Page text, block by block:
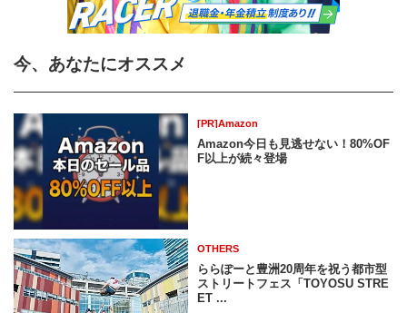
今、あなたにオススメ
[PR]Amazon
Amazon今日も見逃せない！80%OF
F以上が続々登場
OTHERS
ららぽーと豊洲20周年を祝う都市型
ストリートフェス「TOYOSU STRE
ET ...